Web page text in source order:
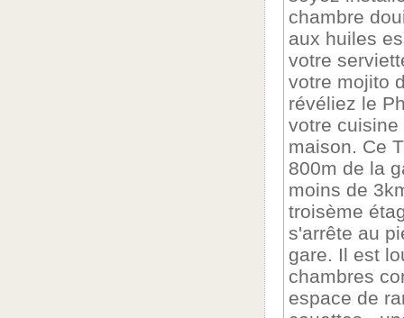
chambre
aux huiles
votre
votre mojito
révéliez le
votre
maison. Ce
800m de la
moins de
troisème
s'arrête au
gare. Il est
chambres
espace de